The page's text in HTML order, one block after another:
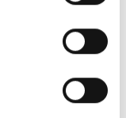
Zaloguj się, aby kupić